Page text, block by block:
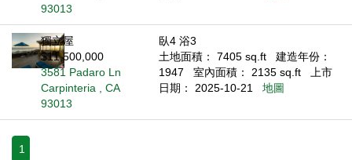
93013
獨立屋
$11,500,000
3581 Padaro Ln
Carpinteria , CA
93013
臥4 浴3
土地面積： 7405 sq.ft
建造年份：
1947
室內面積： 2135 sq.ft
上市
日期： 2025-10-21
地圖
1